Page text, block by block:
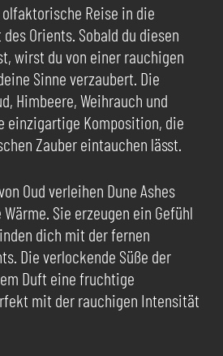
Reise in die
Orients. Sobald du diesen
wirst du von einer rauchigen
Sinne verzaubert. Die
Himbeere, Weihrauch und
einzigartige Komposition, die
Zauber eintauchen lässt.
Oud verleihen Dune Ashes
Sie erzeugen ein Gefühl
dich mit der fernen
Die verlockende Süße der
Duft eine fruchtige
mit der rauchigen Intensität